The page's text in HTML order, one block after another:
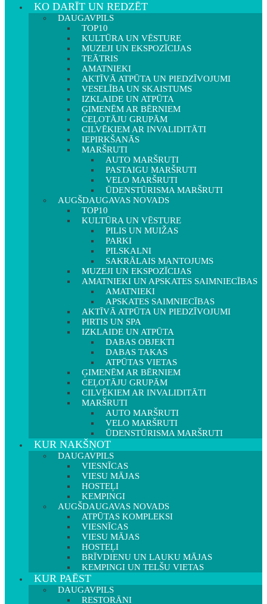
KO DARĪT UN REDZĒT
DAUGAVPILS
TOP10
KULTŪRA UN VĒSTURE
MUZEJI UN EKSPOZĪCIJAS
TEĀTRIS
AMATNIEKI
AKTĪVĀ ATPŪTA UN PIEDZĪVOJUMI
VESELĪBA UN SKAISTUMS
IZKLAIDE UN ATPŪTA
ĢIMENĒM AR BĒRNIEM
CEĻOTĀJU GRUPĀM
CILVĒKIEM AR INVALIDITĀTI
IEPIRKŠANĀS
MARŠRUTI
AUTO MARŠRUTI
PASTAIGU MARŠRUTI
VELO MARŠRUTI
ŪDENSTŪRISMA MARŠRUTI
AUGŠDAUGAVAS NOVADS
TOP10
KULTŪRA UN VĒSTURE
PILIS UN MUIŽAS
PARKI
PILSKALNI
SAKRĀLAIS MANTOJUMS
MUZEJI UN EKSPOZĪCIJAS
AMATNIEKI UN APSKATES SAIMNIECĪBAS
AMATNIEKI
APSKATES SAIMNIECĪBAS
AKTĪVĀ ATPŪTA UN PIEDZĪVOJUMI
PIRTIS UN SPA
IZKLAIDE UN ATPŪTA
DABAS OBJEKTI
DABAS TAKAS
ATPŪTAS VIETAS
ĢIMENĒM AR BĒRNIEM
CEĻOTĀJU GRUPĀM
CILVĒKIEM AR INVALIDITĀTI
MARŠRUTI
AUTO MARŠRUTI
VELO MARŠRUTI
ŪDENSTŪRISMA MARŠRUTI
KUR NAKŠŅOT
DAUGAVPILS
VIESNĪCAS
VIESU MĀJAS
HOSTEĻI
KEMPINGI
AUGŠDAUGAVAS NOVADS
ATPŪTAS KOMPLEKSI
VIESNĪCAS
VIESU MĀJAS
HOSTEĻI
BRĪVDIENU UN LAUKU MĀJAS
KEMPINGI UN TELŠU VIETAS
KUR PAĒST
DAUGAVPILS
RESTORĀNI